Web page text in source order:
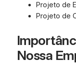
Projeto de
Projeto de
Nossa